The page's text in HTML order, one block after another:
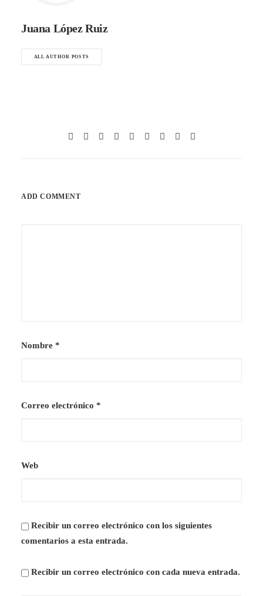
Juana López Ruiz
ALL AUTHOR POSTS
ADD COMMENT
Nombre *
Correo electrónico *
Web
Recibir un correo electrónico con los siguientes
comentarios a esta entrada.
Recibir un correo electrónico con cada nueva entrada.